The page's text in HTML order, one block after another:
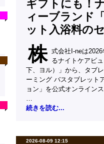
ギフトにも！
ィーブランド
ット入浴料の
株 式会社I-neは
るナイトケアビ
下、ヨル）」から、タブ
ーミング バスタブレット
ョン」を公式オンライン
…
続きを読む...
2026-08-09 12:15